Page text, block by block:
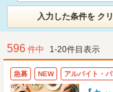
入力した条件を ク
596 件中 1-20件目表示
急募 NEW アルバイト・パ